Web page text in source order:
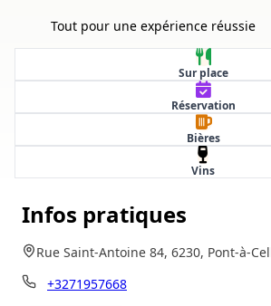
Tout pour une expérience réussie
Sur place
Réservation
Bières
Vins
Infos pratiques
Rue Saint-Antoine 84, 6230, Pont-à-
+3271957668